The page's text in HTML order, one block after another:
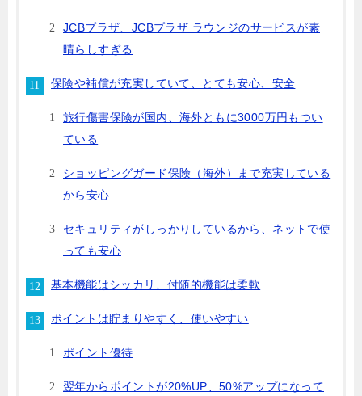
JCBプラザ、JCBプラザ ラウンジのサービスが素
晴らしすぎる
保険や補償が充実していて、とても安心、安全
旅行傷害保険が国内、海外ともに3000万円もつい
ている
ショッピングガード保険（海外）まで充実している
から安心
セキュリティがしっかりしているから、ネットで使
っても安心
基本機能はシッカリ、付随的機能は柔軟
ポイントは貯まりやすく、使いやすい
ポイント優待
翌年からポイントが20%UP、50%アップになって